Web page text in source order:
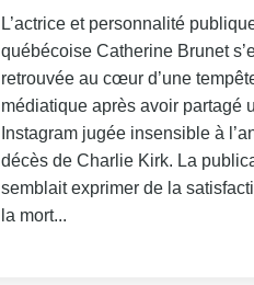
L’actrice et personnalité
québécoise Catherine Brunet
retrouvée au cœur d’une
médiatique après avoir partagé
Instagram jugée insensible à
décès de Charlie Kirk. La
semblait exprimer de la
la mort...